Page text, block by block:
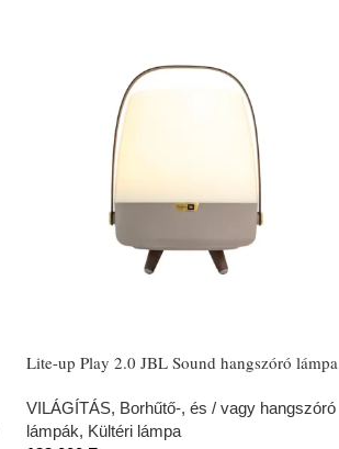
Lite-up Play 2.0 JBL Sound hangszóró lámpa
VILÁGÍTÁS, Borhűtő-, és / vagy hangszóró
lámpák, Kültéri lámpa